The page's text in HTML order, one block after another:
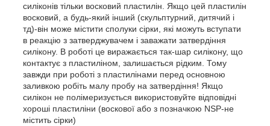
силіконів тільки восковий пластилін. Якщо цей пластилін
восковий, а будь-який інший (скульптурний, дитячий і
тд)-він може містити сполуки сірки, які можуть вступати
в реакцію з затверджувачем і заважати затвердіння
силікону. В роботі це виражається так-шар силікону, що
контактує з пластиліном, залишається рідким. Тому
завжди при роботі з пластилінами перед основною
заливкою робіть малу пробу на затвердіння! Якщо
силікон не полімеризується використовуйте відповідні
хороші пластиліни (воскової або з позначкою NSP-не
містить сірки)